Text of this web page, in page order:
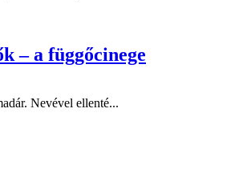
– a függőcinege
Nevével ellenté...